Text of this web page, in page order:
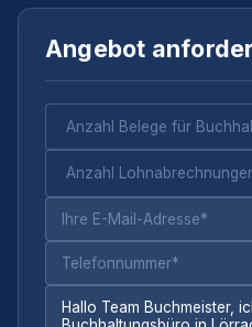
Angebot